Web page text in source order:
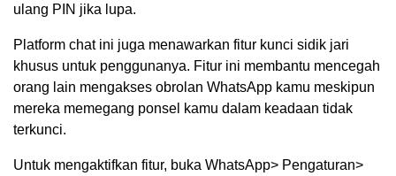
ulang PIN jika lupa.
Platform chat ini juga menawarkan fitur kunci sidik jari
khusus untuk penggunanya. Fitur ini membantu mencegah
orang lain mengakses obrolan WhatsApp kamu meskipun
mereka memegang ponsel kamu dalam keadaan tidak
terkunci.
Untuk mengaktifkan fitur, buka WhatsApp> Pengaturan>